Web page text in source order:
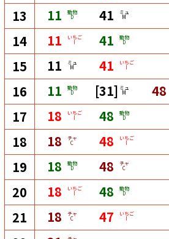
13 11 動物
D 41 ミュ
M
14 11 いちご
I 41 動物
D
15 11 ミュ
M 41 いちご
I
16 11 動物
D [31] ミュ
M 48
17 18 いちご
I 48 動物
D
18 18 チャ
C 48 いちご
I
19 18 動物
D 48 チャ
C
20 18 いちご
I 48 動物
D
21 18 チャ
C 47 いちご
I